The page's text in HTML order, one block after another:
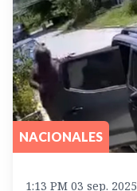
NACIONALES
1:13 PM 03 sep. 2025